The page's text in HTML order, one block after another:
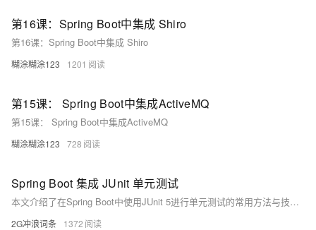
第16课：Spring Boot中集成 Shiro
第16课：Spring Boot中集成 Shiro
糊涂糊涂123 1201
第15课： Spring Boot中集成ActiveMQ
第15课： Spring Boot中集成ActiveMQ
糊涂糊涂123 728
Spring Boot 集成 JUnit 单元测试
本文介绍了在Spring Boot中使用JUnit 5进行单元测试的常用方法与技巧，包括添加依赖、编写测试类、使用@SpringBootTest参数、自动装配测试模块（如JSON、MVC、WebFlux、JDBC等），以及@MockBean和@SpyBean的应用。内容实用，适合Java开发者参考学习。
2G冲浪词条 1372